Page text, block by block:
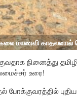
மாணவி
நினைத்து
உரை!
போக்குவரத்தில்